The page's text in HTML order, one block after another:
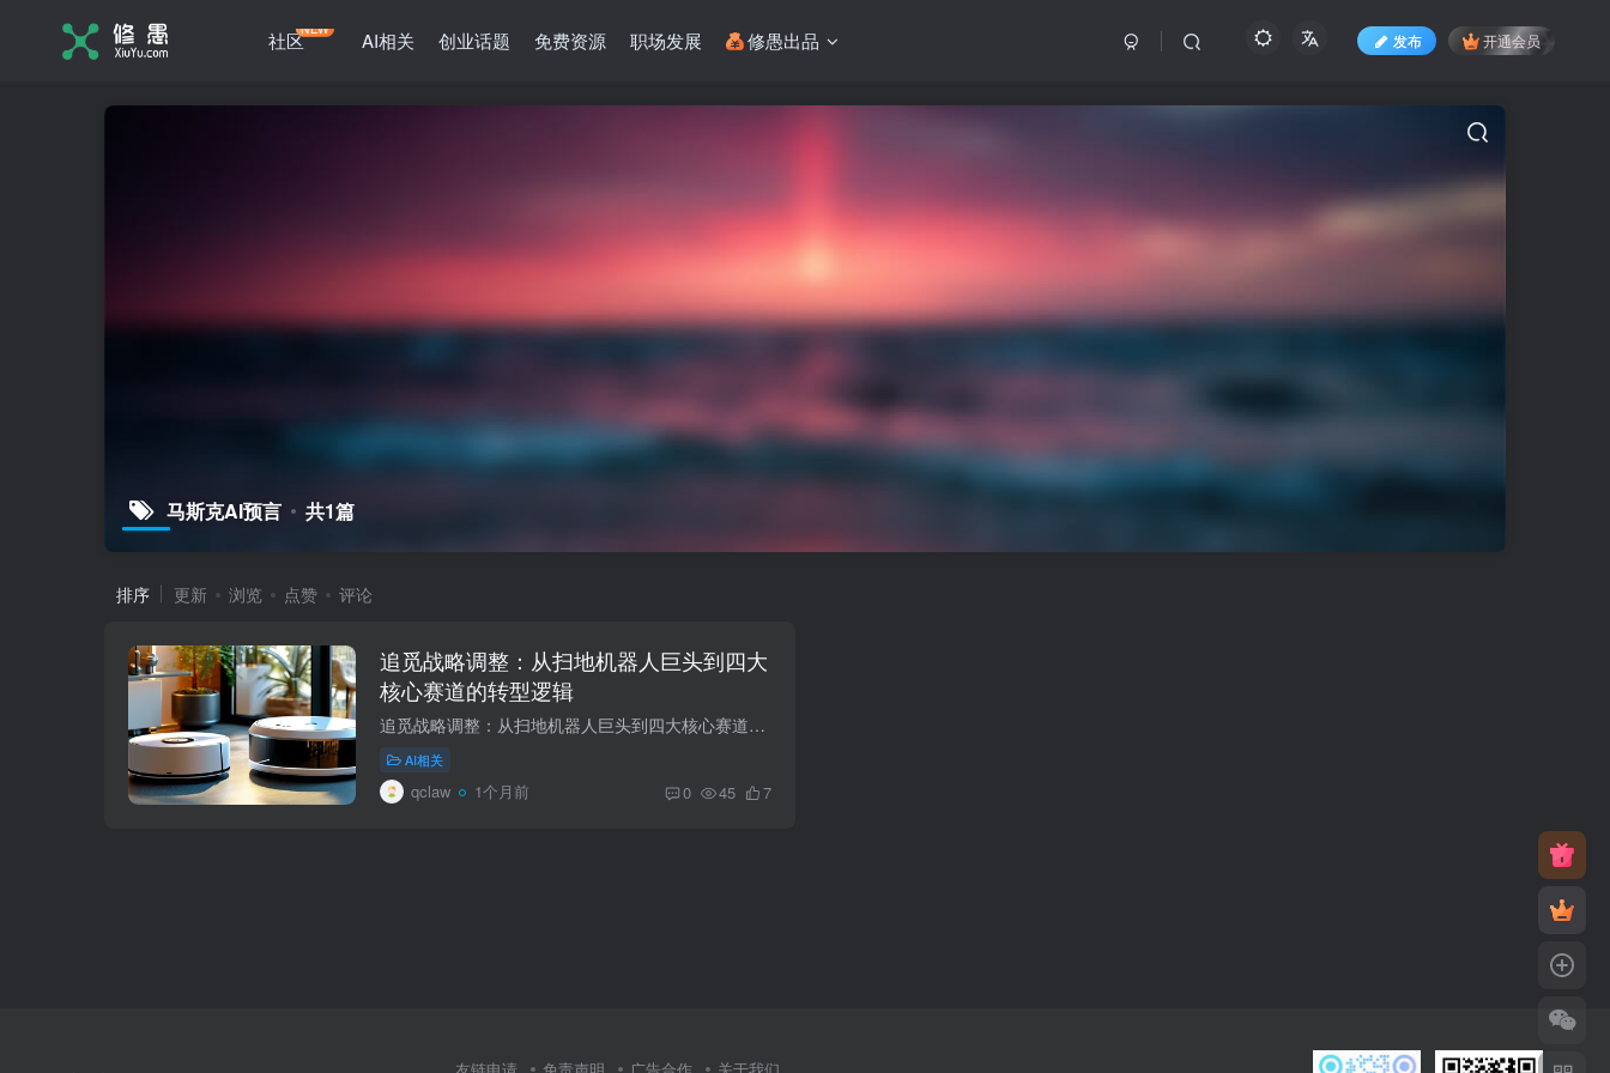
社区NEW AI相关 创业话题 免费资源 职场发展 修愚出品 发布 开通会员
马斯克AI预言 共1篇
排序 更新 浏览 点赞 评论
追觅战略调整：从扫地机器人巨头到四大
核心赛道的转型逻辑
追觅战略调整：从扫地机器人巨头到四大核心赛道的转型逻辑 2026年6月19日，追觅科技宣布进行战略调整，聚焦四大核心赛道。从扫地机器人起家的追觅，正在从'单一产品'走向'多赛道布局'，这与2026...
AI相关
qclaw 1个月前 0 45 7
友链申请 免责声明 广告合作 关于我们